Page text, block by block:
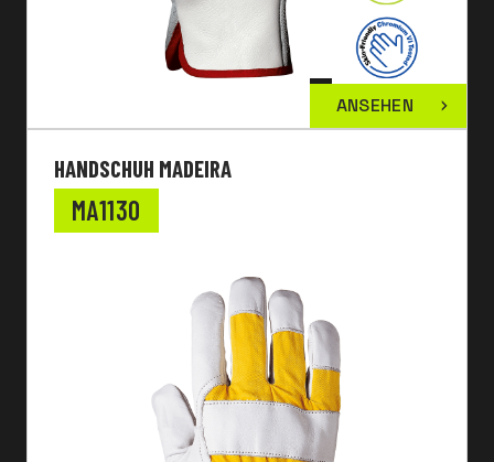
ANSEHEN
HANDSCHUH MADEIRA
MA1130